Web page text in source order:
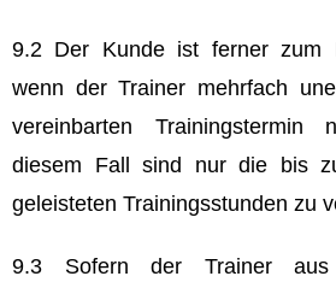
9.2 Der Kunde ist ferner zum
wenn der Trainer mehrfach
vereinbarten Trainingstermin
diesem Fall sind nur die bis
geleisteten Trainingsstunden zu
9.3 Sofern der Trainer aus